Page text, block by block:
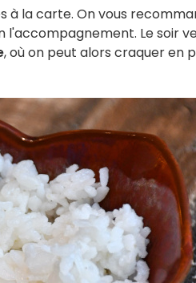
à la carte. On vous
Le soir
, où on peut alors craquer en